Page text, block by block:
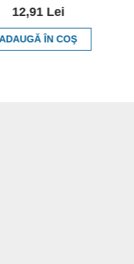
12,91 Lei
ADAUGĂ ÎN COŞ